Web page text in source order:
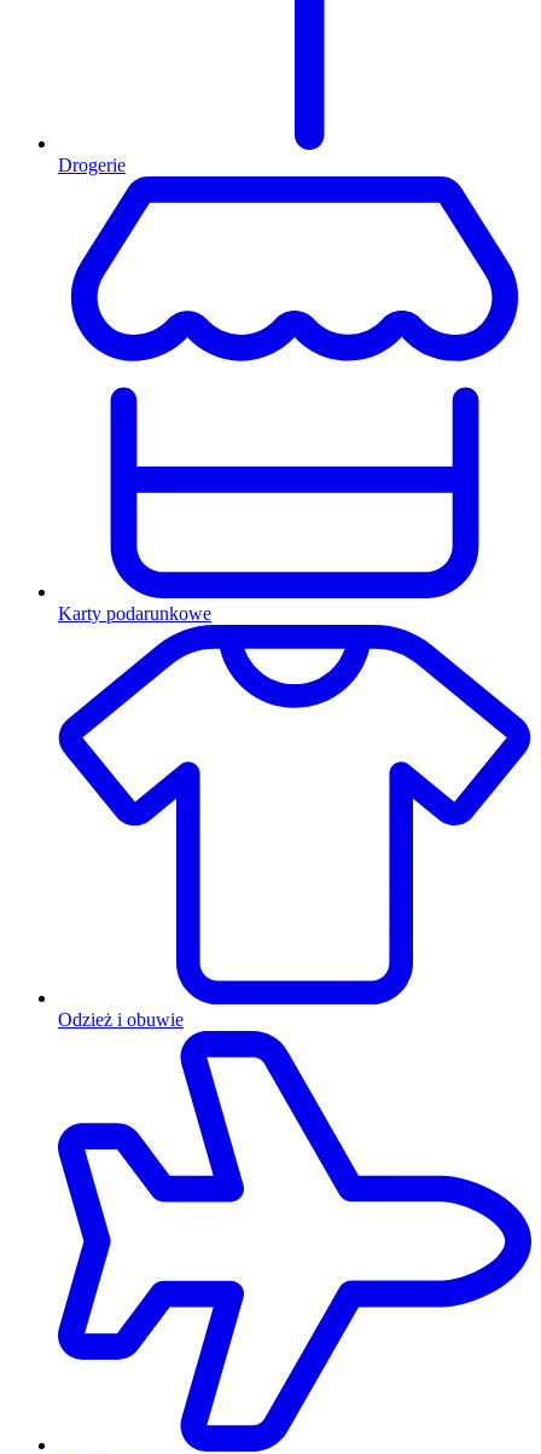
Drogerie
Karty podarunkowe
Odzież i obuwie